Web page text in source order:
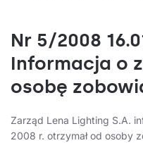
Nr 5/2008
Informacja o
osobę
Zarząd Lena Lighting S.A.
2008 r. otrzymał od osoby